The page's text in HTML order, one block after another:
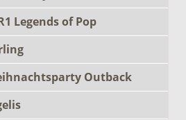
Legends of Pop
Outback